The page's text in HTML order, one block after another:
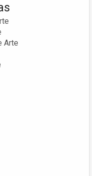
Arte